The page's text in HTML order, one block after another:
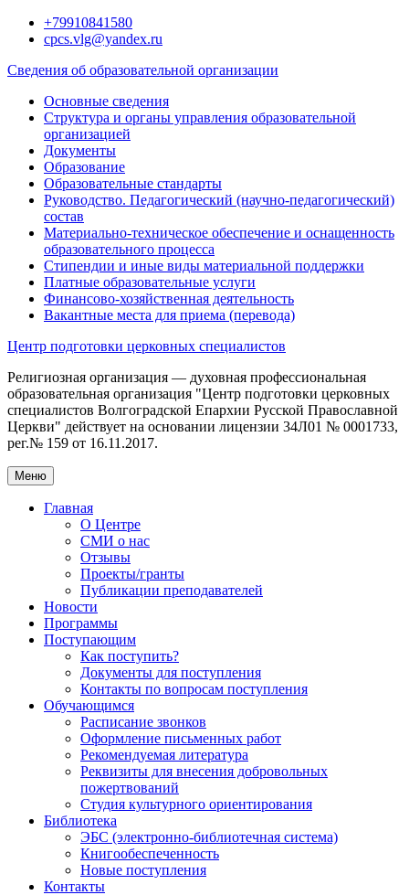
Перейти+79910841580
cpcs.vlg@yandex.ru
Сведения об образовательной организации
Основные сведения
Структура и органы управления образовательной
организацией
Документы
Образование
Образовательные стандарты
Руководство. Педагогический (научно-педагогический)
состав
Материально-техническое обеспечение и оснащенность
образовательного процесса
Стипендии и иные виды материальной поддержки
Платные образовательные услуги
Финансово-хозяйственная деятельность
Вакантные места для приема (перевода)
Центр подготовки церковных специалистов
Религиозная организация — духовная профессиональная
образовательная организация "Центр подготовки церковных
специалистов Волгоградской Eпархии Русской Православной
Церкви" действует на основании лицензии 34Л01 № 0001733,
рег.№ 159 от 16.11.2017.
Меню
Главная
О Центре
СМИ о нас
Отзывы
Проекты/гранты
Публикации преподавателей
Новости
Программы
Поступающим
Как поступить?
Документы для поступления
Контакты по вопросам поступления
Обучающимся
Расписание звонков
Оформление письменных работ
Рекомендуемая литература
Реквизиты для внесения добровольных
пожертвований
Студия культурного ориентирования
Библиотека
ЭБС (электронно-библиотечная система)
Книгообеспеченность
Новые поступления
Контакты